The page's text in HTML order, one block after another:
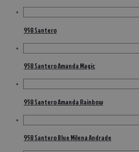
958 Santero
958 Santero Amanda Magic
958 Santero Amanda Rainbow
958 Santero Blue Milena Andrade